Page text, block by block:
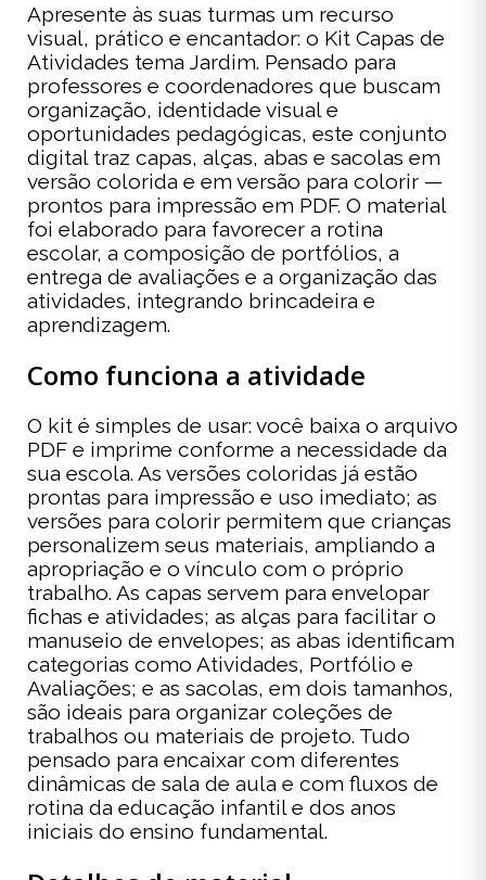
Apresente às suas turmas um recurso
visual, prático e encantador: o Kit Capas de
Atividades tema Jardim. Pensado para
professores e coordenadores que buscam
organização, identidade visual e
oportunidades pedagógicas, este conjunto
digital traz capas, alças, abas e sacolas em
versão colorida e em versão para colorir —
prontos para impressão em PDF. O material
foi elaborado para favorecer a rotina
escolar, a composição de portfólios, a
entrega de avaliações e a organização das
atividades, integrando brincadeira e
aprendizagem.
Como funciona a atividade
O kit é simples de usar: você baixa o arquivo
PDF e imprime conforme a necessidade da
sua escola. As versões coloridas já estão
prontas para impressão e uso imediato; as
versões para colorir permitem que crianças
personalizem seus materiais, ampliando a
apropriação e o vínculo com o próprio
trabalho. As capas servem para envelopar
fichas e atividades; as alças para facilitar o
manuseio de envelopes; as abas identificam
categorias como Atividades, Portfólio e
Avaliações; e as sacolas, em dois tamanhos,
são ideais para organizar coleções de
trabalhos ou materiais de projeto. Tudo
pensado para encaixar com diferentes
dinâmicas de sala de aula e com fluxos de
rotina da educação infantil e dos anos
iniciais do ensino fundamental.